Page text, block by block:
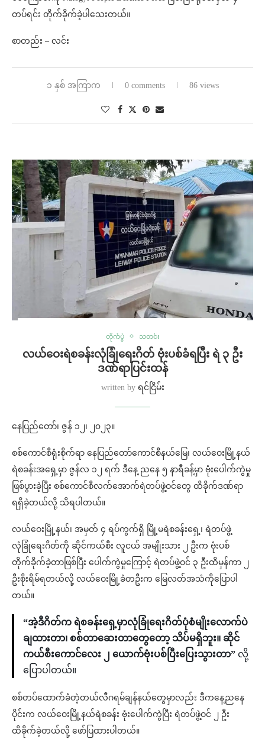
တပ်ရင်း တိုက်ခိုက်ခဲ့ပါသေးတယ်။
စာတည်း – လင်း
၁ နှစ် အကြာက 0 comments 86 views
တိုက်ပွဲ သတင်း
လယ်ဝေးရဲစခန်းလုံခြုံရေးဂိတ် ဗုံးပစ်ခံရပြီး ရဲ ၃ ဦး
ဒဏ်ရာပြင်းထန်
written by ရင်ငြိမ်း
နေပြည်တော်၊ ဇွန် ၁၂၊ ၂၀၂၃။
စစ်ကောင်စီရုံးစိုက်ရာ နေပြည်တော်ကောင်စီနယ်မြေ၊ လယ်ဝေးမြို့နယ်
ရဲစခန်းအရှေ့မှာ ဇွန်လ ၁၂ ရက် ဒီနေ့ ညနေ ၅ နာရီခန့်မှာ ဗုံးပေါက်ကွဲမှု
ဖြစ်ပွားခဲ့ပြီး စစ်ကောင်စီလက်အောက်ရဲတပ်ဖွဲ့ဝင်တွေ ထိခိုက်ဒဏ်ရာ
ရရှိခဲ့တယ်လို့ သိရပါတယ်။
လယ်ဝေးမြို့နယ်၊ အမှတ် ၄ ရပ်ကွက်ရှိ မြို့မရဲစခန်းရှေ့၊ ရဲတပ်ဖွဲ့
လုံခြုံရေးဂိတ်ကို ဆိုင်ကယ်စီး လူငယ် အမျိုးသား ၂ ဦးက ဗုံးပစ်
တိုက်ခိုက်ခဲ့တာဖြစ်ပြီး ပေါက်ကွဲမှုကြောင့် ရဲတပ်ဖွဲ့ဝင် ၃ ဦးထိမှန်ကာ ၂
ဦးစိုးရိမ်ရတယ်လို့ လယ်ဝေးမြို့ခံတဦးက မြေလတ်အသံကိုပြောပါ
တယ်။
“အဲ့ဒီဂိတ်က ရဲစခန်းရှေ့မှာလုံခြုံရေးဂိတ်ပုံစံမျိုးလောက်ပဲ
ချထားတာ၊ စစ်တာဆေးတာတွေတော့ သိပ်မရှိဘူး။ ဆိုင်
ကယ်စီးကောင်လေး ၂ ယောက်ဗုံးပစ်ပြီးပြေးသွားတာ” လို့
ပြောပါတယ်။
စစ်တပ်ထောက်ခံတဲ့တယ်လီဂရမ်ချန်နယ်တွေမှာလည်း ဒီကနေ့ညနေ
ပိုင်းက လယ်ဝေးမြို့နယ်ရဲစခန်း ဗုံးပေါက်ကွဲပြီး ရဲတပ်ဖွဲ့ဝင် ၂ ဦး
ထိခိုက်ခဲ့တယ်လို့ ဖော်ပြထားပါတယ်။